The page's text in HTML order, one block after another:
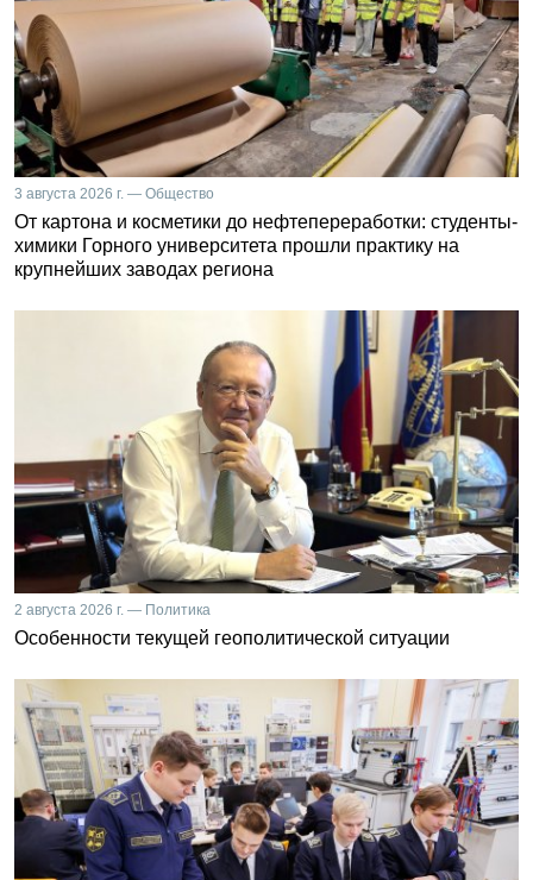
3 августа 2026 г. — Общество
От картона и косметики до нефтепереработки: студенты-
химики Горного университета прошли практику на
крупнейших заводах региона
2 августа 2026 г. — Политика
Особенности текущей геополитической ситуации